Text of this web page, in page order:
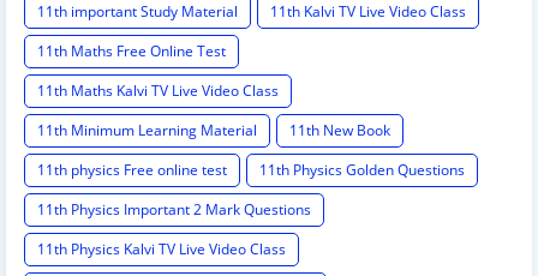
11th important Study Material
11th Kalvi TV Live Video Class
11th Maths Free Online Test
11th Maths Kalvi TV Live Video Class
11th Minimum Learning Material
11th New Book
11th physics Free online test
11th Physics Golden Questions
11th Physics Important 2 Mark Questions
11th Physics Kalvi TV Live Video Class